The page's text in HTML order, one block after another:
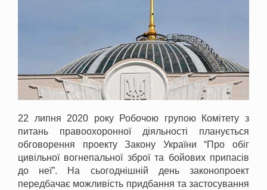
22 липня 2020 року Робочою групою Комітету з
питань правоохоронної діяльності планується
обговорення проекту Закону України “Про обіг
цивільної вогнепальної зброї та бойових припасів
до неї”. На сьогоднішній день законопроект
передбачає можливість придбання та застосування